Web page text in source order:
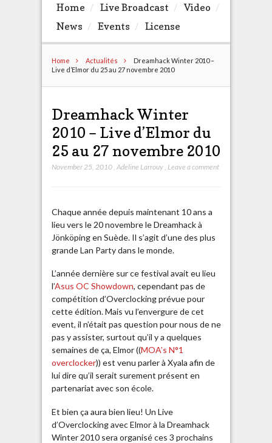
Home Live Broadcast
Video
News
Events License
Home Actualités
Dreamhack Winter 2010 –
Live d’Elmor du 25 au 27 novembre 2010
Dreamhack Winter
2010 – Live d’Elmor du
25 au 27 novembre 2010
November 25, 2010, Adeline Larrouy, Leave a comment
Chaque année depuis maintenant 10 ans a
lieu vers le 20 novembre le Dreamhack à
Jönköping en Suède. Il s’agit d’une des plus
grande Lan Party dans le monde.
L’année dernière sur ce festival avait eu lieu
l’Asus OC Showdown, cependant pas de
compétition d’Overclocking prévue pour
cette édition. Mais vu l’envergure de cet
event, il n’était pas question pour nous de ne
pas y assister, surtout qu’il y a quelques
semaines de ça, Elmor ((MOA’s N°1
overclocker)) est venu parler à Xyala afin de
lui dire qu’il serait surement présent en
partenariat avec son école.
Et bien ça aura bien lieu! Un Live
d’Overclocking avec Elmor à la Dreamhack
Winter 2010 sera organisé ces 3 prochains